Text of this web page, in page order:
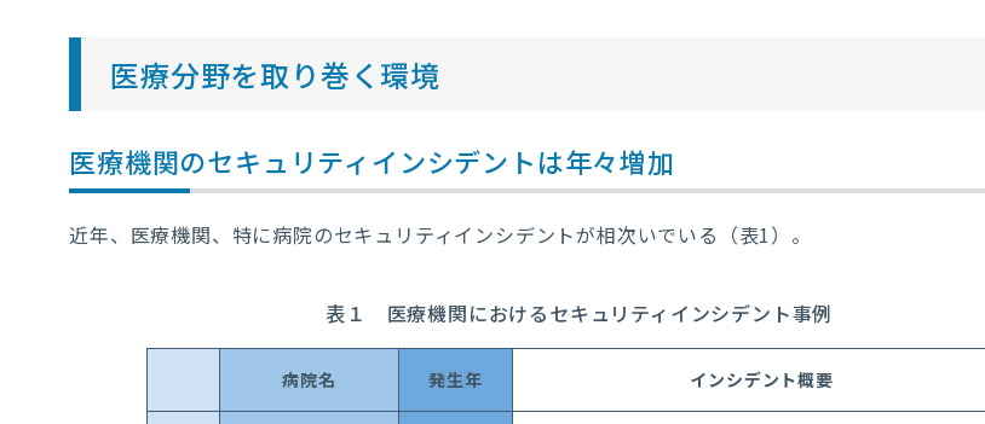
医療分野を取り巻く環境
医療機関のセキュリティインシデントは年々増加
近年、医療機関、特に病院のセキュリティインシデントが相次いでいる（表1）。
表１ 医療機関におけるセキュリティインシデント事例
病院名 発生年 インシデント概要